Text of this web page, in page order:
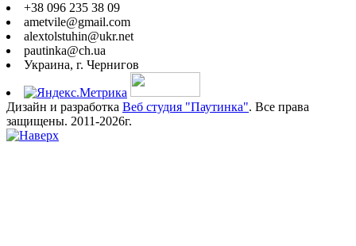
+38 096 235 38 09
ametvile@gmail.com
alextolstuhin@ukr.net
pautinka@ch.ua
Украина, г. Чернигов
Дизайн и разработка Веб студия "Паутинка". Все права
защищены. 2011-2026г.